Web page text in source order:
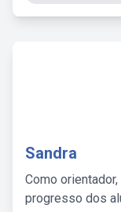
Sandra
Como
progresso dos